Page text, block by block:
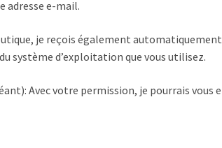
adresse e-mail.
je reçois également
système d’exploitation que vous utilisez.
Avec votre permission, je pourrais vous